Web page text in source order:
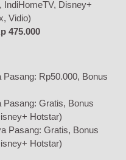
IndiHomeTV, Disney+
Vidio)
475.000
Pasang: Rp50.000, Bonus
Pasang: Gratis, Bonus
Hotstar)
Pasang: Gratis, Bonus
Hotstar)